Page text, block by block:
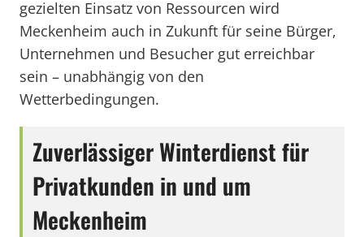
gezielten Einsatz von Ressourcen wird
Meckenheim auch in Zukunft für seine Bürger,
Unternehmen und Besucher gut erreichbar
sein – unabhängig von den
Wetterbedingungen.
Zuverlässiger Winterdienst für
Privatkunden in und um
Meckenheim